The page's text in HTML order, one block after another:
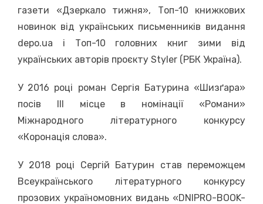
газети «Дзеркало тижня», Топ-10 книжкових
новинок від українських письменників видання
depo.ua і Топ-10 головних книг зими від
українських авторів проєкту Styler (РБК Україна).
У 2016 році роман Сергія Батурина «Шизґара»
посів III місце в номінації «Романи»
Міжнародного літературного конкурсу
«Коронація слова».
У 2018 році Сергій Батурин став переможцем
Всеукраїнського літературного конкурсу
прозових україномовних видань «DNIPRO-BOOK-